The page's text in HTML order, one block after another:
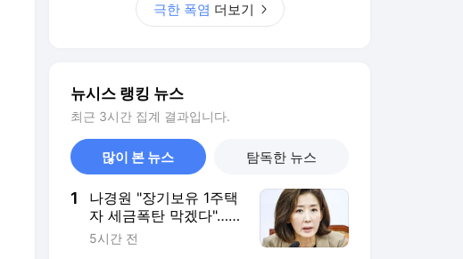
극한 폭염 더보기
뉴시스 랭킹 뉴스
최근 3시간 집계 결과입니다.
많이 본 뉴스 탐독한 뉴스
1
나경원 "장기보유 1주택
자 세금폭탄 막겠다"…
소득세법 개정안 발의
5시간 전